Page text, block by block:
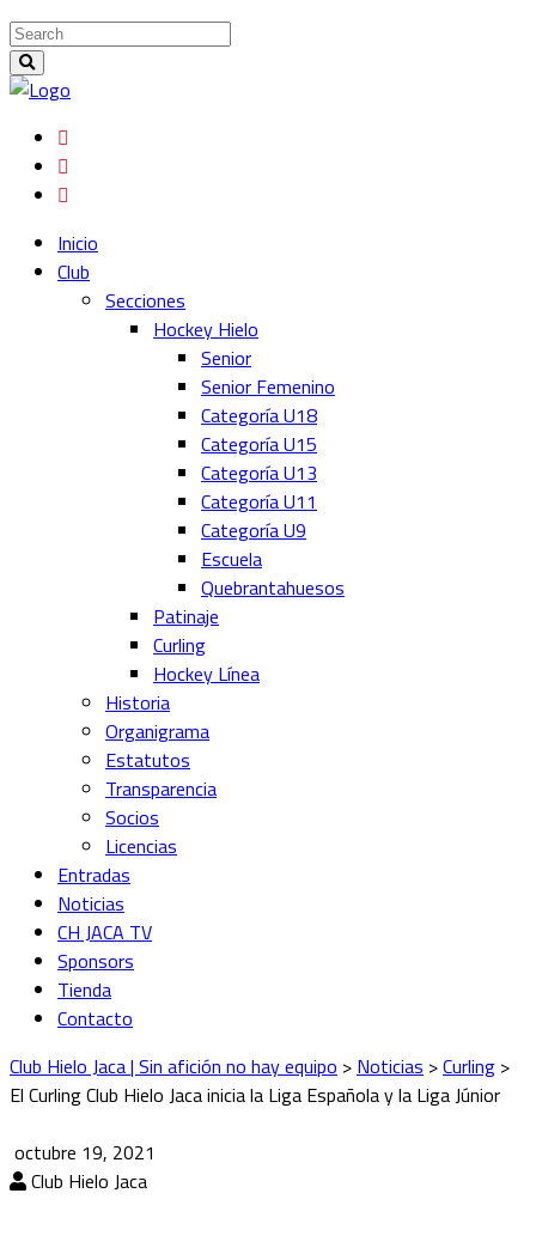
Inicio
Club
Secciones
Hockey Hielo
Senior
Senior Femenino
Categoría U18
Categoría U15
Categoría U13
Categoría U11
Categoría U9
Escuela
Quebrantahuesos
Patinaje
Curling
Hockey Línea
Historia
Organigrama
Estatutos
Transparencia
Socios
Licencias
Entradas
Noticias
CH JACA TV
Sponsors
Tienda
Contacto
Club Hielo Jaca | Sin afición no hay equipo > Noticias >Curling >
El Curling Club Hielo Jaca inicia la Liga Española y la Liga Júnior
octubre 19, 2021
Club Hielo Jaca